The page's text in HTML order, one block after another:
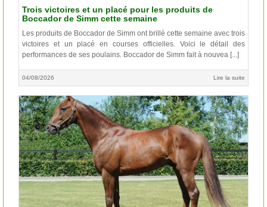
Trois victoires et un placé pour les produits de
Boccador de Simm cette semaine
Les produits de Boccador de Simm ont brillé cette semaine avec trois
victoires et un placé en courses officielles. Voici le détail des
performances de ses poulains. Boccador de Simm fait à nouvea [...]
04/08/2026 Lire la suite